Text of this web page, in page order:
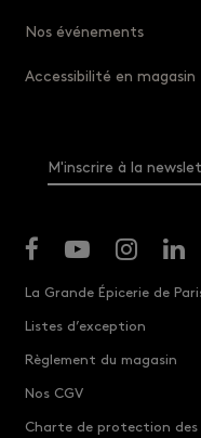
Nos événements
Accessibilité en magasin
M'inscrire à la
La Grande Épicerie de
Listes d’exception
Règlement du magasin
Nos CGV
Charte de protection des